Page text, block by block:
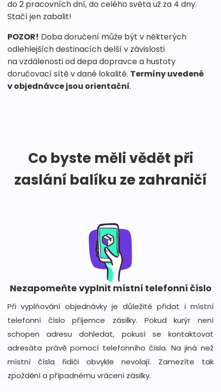
do 2 pracovních dní, do celého světa už za 4 dny.
Stačí jen zabalit!
POZOR! Doba doručení může být v některých
odlehlejších destinacích delší v závislosti
na vzdálenosti od depa dopravce a hustoty
doručovací sítě v dané lokalitě. Termíny uvedené
v objednávce jsou orientační.
Co byste měli vědět při
zaslání balíku ze zahraničí
Nezapomeňte vyplnit místní telefonní číslo
Při vyplňování objednávky je důležité přidat i místní
telefonní číslo příjemce zásilky. Pokud kurýr není
schopen adresu dohledat, pokusí se kontaktovat
adresáta právě pomocí telefonního čísla. Na jiná než
místní čísla řidiči obvykle nevolají. Zamezíte tak
zpoždění a případnému vrácení zásilky.